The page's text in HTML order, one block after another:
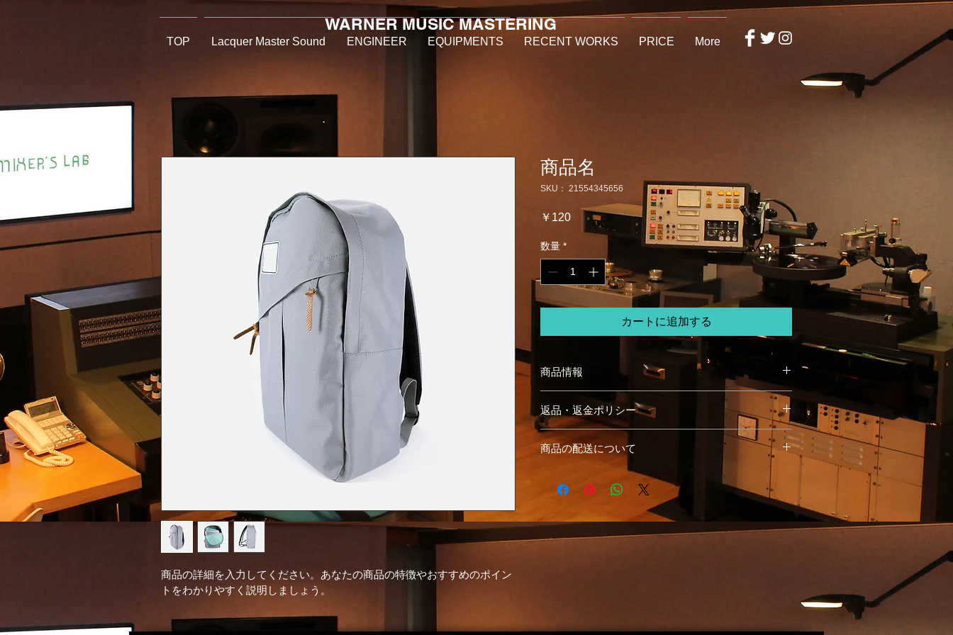
WARNER MUSIC MASTERING
TOP Lacquer Master Sound ENGINEER EQUIPMENTS RECENT WORKS PRICE More
商品の詳細を入力してください。あなたの商品の特徴やおすすめのポイン
トをわかりやすく説明しましょう。
商品名
SKU： 21554345656
￥120価
数量 *
カートに追加する
商品情報
商品の詳細を入力してください。サイズ、素材、取扱説
明に加え、商品の特徴やおすすめのポイントなどを説明
しましょう。
返品・返金ポリシー
返品・返金規約を入力してください。商品にご満足いた
だけなかった場合の返品・返金ポリシーと手順を説明し
ましょう。規約の内容を明確にすることで、お客様の信
頼を獲得し、安心して商品をご購入いただけます。
商品の配送について
配送地域、料金、所要時間、梱包など、商品の配送に関
する情報を入力してください。配送情報を明確にするこ
とで、お客様の信頼を獲得し、安心して商品をご購入い
ただけます。